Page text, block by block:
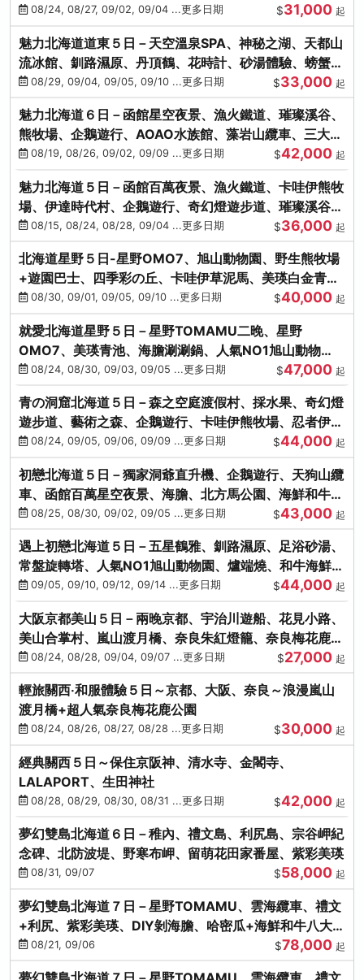
會、螃蟹懷石料理
08/24, 08/27, 09/02, 09/04 ...更多日期 $31,000 起
魅力北海道道東５日－天空溫泉SPA、神秘之湖、天都山
流冰館、釧路濕原、丹頂鶴、花時計、砂湯體驗、螃蟹吃
到飽08/29, 09/04, 09/05, 09/10 ...更多日期 $33,000 起
魅力北海道６日－函館星空夜景、漁火鐵道、璀璨溪谷、
熊牧場、企鵝遊行、AOAO水族館、藻岩山纜車、三大螃
蟹吃到飽
08/19, 08/26, 09/02, 09/09 ...更多日期 $42,000 起
魅力北海道５日－函館百萬夜景、漁火鐵道、卡哇伊熊牧
場、伊達時代村、企鵝遊行、奇幻燈遊步道、璀璨溪谷、
人氣NO1小丑漢堡
08/15, 08/24, 08/28, 09/04 ...更多日期 $36,000 起
北海道星野５日-星野OMO7、旭山動物園、野生熊牧場
+遊園巴士、四季彩の丘、卡哇伊草泥馬、美瑛白金青
池、螃蟹吃到飽
08/30, 09/01, 09/05, 09/10 ...更多日期 $40,000 起
就愛北海道星野５日－星野TOMAMU二晚、星野
OMO7、美瑛青池、海膽涮涮鍋、人氣NO1旭山動物
園、海鮮和牛螃蟹吃到飽
08/24, 08/30, 09/03, 09/05 ...更多日期 $47,000 起
青の洞窟北海道５日－森之空庭渡假村、採水果、奇幻燈
遊步道、藝術之森、企鵝遊行、卡哇伊熊牧場、忍者伊達
時代村、螃蟹吃到飽
08/24, 09/05, 09/06, 09/09 ...更多日期 $44,000 起
初戀北海道５日－獨家洞爺直升機、企鵝遊行、天狗山纜
車、函館百萬星空夜景、海膽、北方馬公園、海鮮和牛螃
蟹吃到飽
08/25, 08/30, 09/02, 09/05 ...更多日期 $43,000 起
遇上初戀北海道５日－五星鶴雅、釧路濕原、足浴砂湯、
常盤旋轉塔、人氣NO1旭山動物園、爐端燒、和牛海鮮螃
蟹吃到飽
09/05, 09/10, 09/12, 09/14 ...更多日期 $44,000 起
大阪京都美山５日－兩晚京都、宇治川遊船、花見小路、
美山合掌村、嵐山渡月橋、奈良朱紅燈籠、奈良梅花鹿、
流水瀑布電扶梯
08/24, 08/28, 09/04, 09/07 ...更多日期 $27,000 起
輕旅關西‧和服體驗５日～京都、大阪、奈良～浪漫嵐山
渡月橋+超人氣奈良梅花鹿公園
08/24, 08/26, 08/27, 08/28 ...更多日期 $30,000 起
經典關西５日～保住京阪神、清水寺、金閣寺、
LALAPORT、生田神社
08/28, 08/29, 08/30, 08/31 ...更多日期 $42,000 起
夢幻雙島北海道６日－稚內、禮文島、利尻島、宗谷岬紀
念碑、北防波堤、野寒布岬、留萌花田家番屋、紫彩美瑛
08/31, 09/07 $58,000 起
夢幻雙島北海道７日－星野TOMAMU、雲海纜車、禮文
+利尻、紫彩美瑛、DIY剝海膽、哈密瓜+海鮮和牛八大螃
蟹吃到飽
08/21, 09/06 $78,000 起